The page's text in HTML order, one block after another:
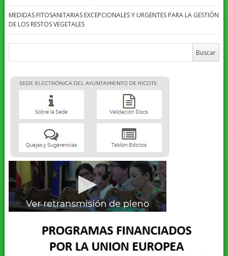
MEDIDAS FITOSANITARIAS EXCEPCIONALES Y URGENTES PARA LA GESTIÓN
DE LOS RESTOS VEGETALES